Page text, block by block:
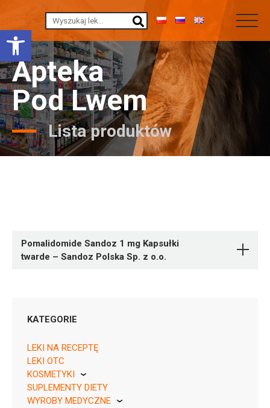
Otwórz pasek narzędzi
Apteka
Pod Lwem
Lista produktów
Pomalidomide Sandoz 1 mg Kapsułki
twarde – Sandoz Polska Sp. z o.o.
07622436116006 ¦ Rpz ¦ 158794
21 kaps.
KATEGORIE
LEKI NA RECEPTĘ
LEKI OTC
KOSMETYKI
Pierre Fabre
SUPLEMENTY DIETY
WYROBY MEDYCZNE